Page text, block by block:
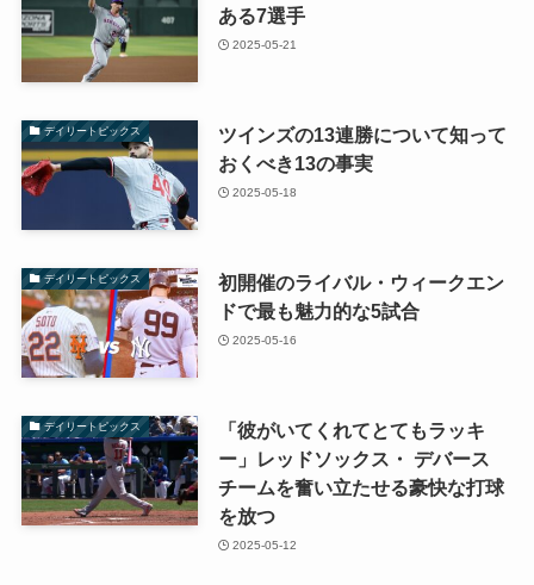
ある7選手
2025-05-21
デイリートピックス
ツインズの13連勝について知って
おくべき13の事実
2025-05-18
デイリートピックス
初開催のライバル・ウィークエン
ドで最も魅力的な5試合
2025-05-16
デイリートピックス
「彼がいてくれてとてもラッキ
ー」レッドソックス・ デバース
チームを奮い立たせる豪快な打球
を放つ
2025-05-12